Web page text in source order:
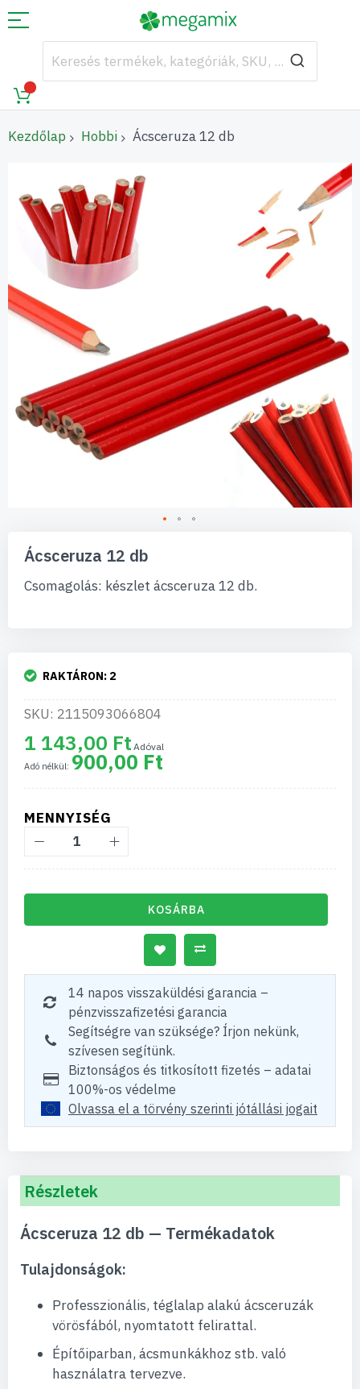
Kezdőlap Hobbi Ácsceruza 12 db
képgaléria
végére
képgaléria
elejére
Ácsceruza 12 db
Csomagolás: készlet ácsceruza 12 db.
RAKTÁRON: 2
SKU: 2115093066804
1 143,00 Ft
900,00 Ft
MENNYISÉG
KOSÁRBA
14 napos visszaküldési garancia –
pénzvisszafizetési garancia
Segítségre van szüksége? Írjon nekünk,
szívesen segítünk.
Biztonságos és titkosított fizetés – adatai
100%-os védelme
Olvassa el a törvény szerinti jótállási jogait
Részletek
Ácsceruza 12 db — Termékadatok
Tulajdonságok:
Professzionális, téglalap alakú ácsceruzák
vörösfából, nyomtatott felirattal.
Építőiparban, ácsmunkákhoz stb. való
használatra tervezve.